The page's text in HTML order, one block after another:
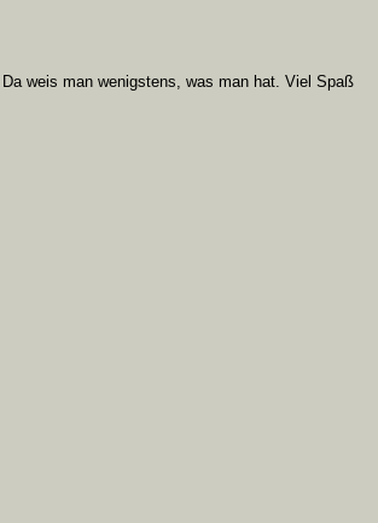
weis man wenigstens, was man hat. Viel Spaß